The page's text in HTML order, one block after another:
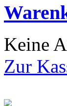
Keine
Zur